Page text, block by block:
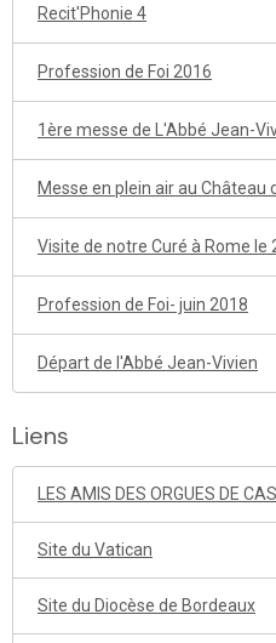
Recit'Phonie 4
Profession de Foi 2016
1ère messe de L'Abbé Jean-
Messe en plein air au Château
Visite de notre Curé à Rome le
Profession de Foi- juin 2018
Départ de l'Abbé Jean-Vivien
Liens
LES AMIS DES ORGUES DE
Site du Vatican
Site du Diocèse de Bordeaux